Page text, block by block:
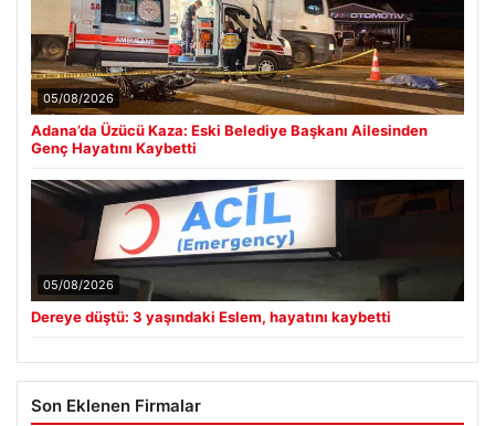
05/08/2026
Adana’da Üzücü Kaza: Eski Belediye Başkanı Ailesinden
Genç Hayatını Kaybetti
05/08/2026
Dereye düştü: 3 yaşındaki Eslem, hayatını kaybetti
Son Eklenen Firmalar